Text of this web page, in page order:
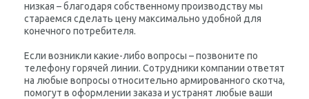
низкая – благодаря собственному производству мы
стараемся сделать цену максимально удобной для
конечного потребителя.
Если возникли какие-либо вопросы – позвоните по
телефону горячей линии. Сотрудники компании ответят
на любые вопросы относительно армированного скотча,
помогут в оформлении заказа и устранят любые ваши